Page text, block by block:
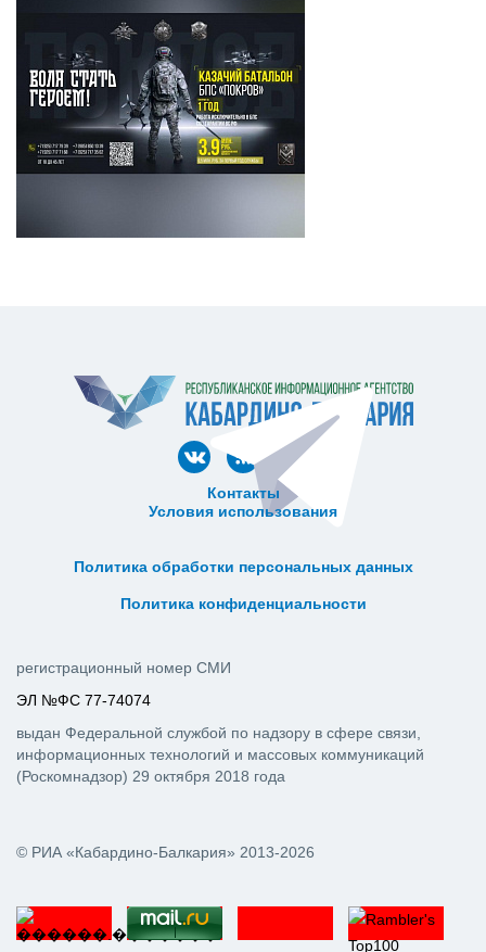
Контакты
Условия использования
Политика обработки персональных данных
Политика конфиденциальности
© РИА «Кабардино-Балкария» 2013-2026
регистрационный номер СМИ
ЭЛ №ФС 77-74074
выдан Федеральной службой по надзору в сфере связи,
информационных технологий и массовых коммуникаций
(Роскомнадзор) 29 октября 2018 года